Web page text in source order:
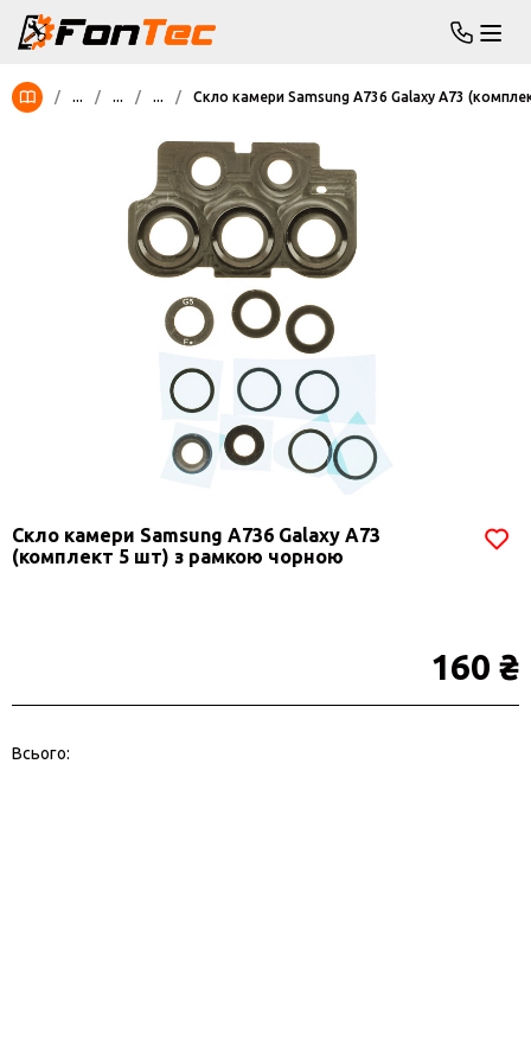
/ ... / ... / ... / Скло камери Samsung A736 Galaxy A73
Скло камери Samsung A736 Galaxy A73
(комплект 5 шт) з рамкою чорною
160 ₴
Всього: